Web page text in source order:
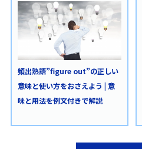
頻出熟語”figure out”の正しい
意味と使い方をおさえよう | 意
味と用法を例文付きで解説